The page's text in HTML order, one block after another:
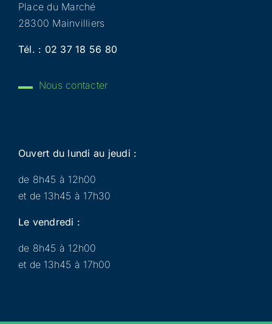
Place du Marché
28300 Mainvilliers
Tél. : 02 37 18 56 80
Nous contacter
Ouvert du lundi au jeudi :
de 8h45 à 12h00
et de 13h45 à 17h30
Le vendredi :
de 8h45 à 12h00
et de 13h45 à 17h00